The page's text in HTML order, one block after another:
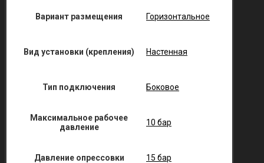
Вариант размещения Горизонтальное
Вид установки (крепления) Настенная
Тип подключения Боковое
Максимальное рабочее
давление
10 бар
Давление опрессовки 15 бар